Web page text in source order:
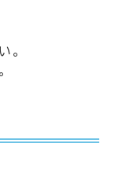
。